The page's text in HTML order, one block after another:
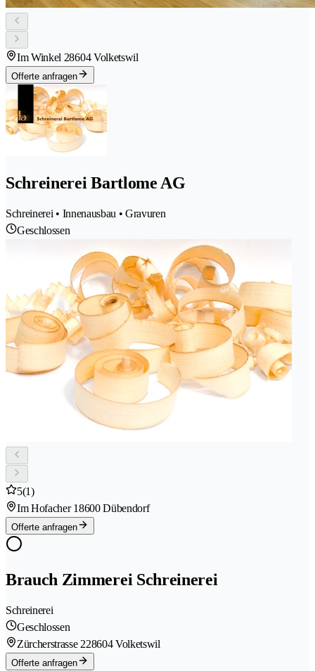
Im Winkel 28604 Volketswil
Offerte anfragen
Schreinerei Bartlome AG
Schreinerei • Innenausbau • Gravuren
Geschlossen
5(1)
Im Hofacher 18600 Dübendorf
Offerte anfragen
Brauch Zimmerei Schreinerei
Schreinerei
Geschlossen
Zürcherstrasse 228604 Volketswil
Offerte anfragen